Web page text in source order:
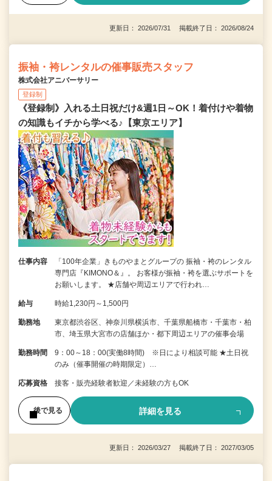
更新日： 2026/07/31 掲載終了日： 2026/08/24
振袖・袴レンタルの催事販売スタッフ
株式会社アニバーサリー
登録制
《登録制》入れる土日祝だけ&週1日～OK！着付けや着物
の知識もイチから学べる♪【東京エリア】
仕事内容
「100年企業」きものやまとグループの 振袖・袴のレンタル
専門店『KIMONO＆』。 お客様が振袖・袴を選ぶサポートを
お願いします。 ★店舗や周辺エリアで行われ…
給与 時給1,230円～1,500円
勤務地
東京都渋谷区、神奈川県横浜市、千葉県船橋市・千葉市・柏
市、埼玉県大宮市の店舗ほか・都下周辺エリアの催事会場
勤務時間
9：00～18：00(実働8時間) ※日により相談可能 ★土日祝
のみ（催事開催の時期限定）…
応募資格 接客・販売経験者歓迎／未経験の方もOK
後で見る 詳細を見る
更新日： 2026/03/27 掲載終了日： 2027/03/05